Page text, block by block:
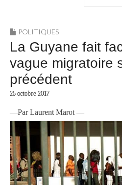
POLITIQUES
La Guyane fait
vague migratoire
précédent
25 octobre 2017
—Par Laurent Marot —